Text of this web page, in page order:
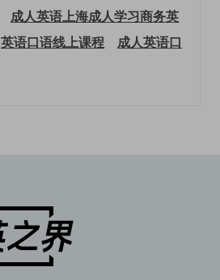
成人英语上海成人学习商务英
英语口语线上课程
成人英语口